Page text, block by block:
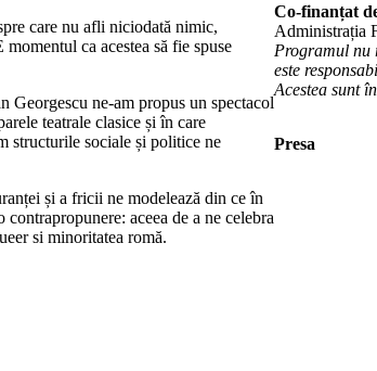
care nu afli niciodată nimic,
ca acestea să fie spuse
Georgescu ne-am propus un spectacol
teatrale clasice și în care
structurile sociale și politice ne
și a fricii ne modelează din ce în
aceea de a ne celebra
si minoritatea romă.
Co-finanțat
Administrația
Programul nu
este
Acestea sunt
Presa